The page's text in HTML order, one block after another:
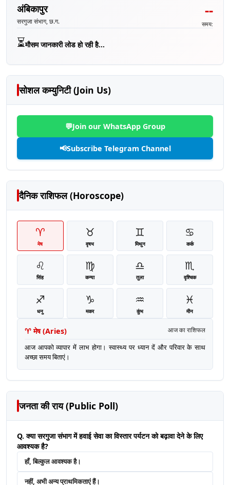
अंबिकापुर
सरगुजा संभाग, छ.ग.
--
समय:
⏳मौसम जानकारी लोड हो रही है...
सोशल कम्युनिटी (Join Us)
💬Join our WhatsApp Group
📢Subscribe Telegram Channel
दैनिक राशिफल (Horoscope)
♈
मेष
♉
वृषभ
♊
मिथुन
♋
कर्क
♌
सिंह
♍
कन्या
♎
तुला
♏
वृश्चिक
♐
धनु
♑
मकर
♒
कुंभ
♓
मीन
♈ मेष(Aries) आज का राशिफल
आज आपको व्यापार में लाभ होगा। स्वास्थ्य पर ध्यान दें और परिवार के साथ
अच्छा समय बिताएं।
जनता की राय (Public Poll)
Q. क्या सरगुजा संभाग में हवाई सेवा का विस्तार पर्यटन को बढ़ावा देने के लिए
आवश्यक है?
हाँ, बिल्कुल आवश्यक है।
नहीं, अभी अन्य प्राथमिकताएं हैं।